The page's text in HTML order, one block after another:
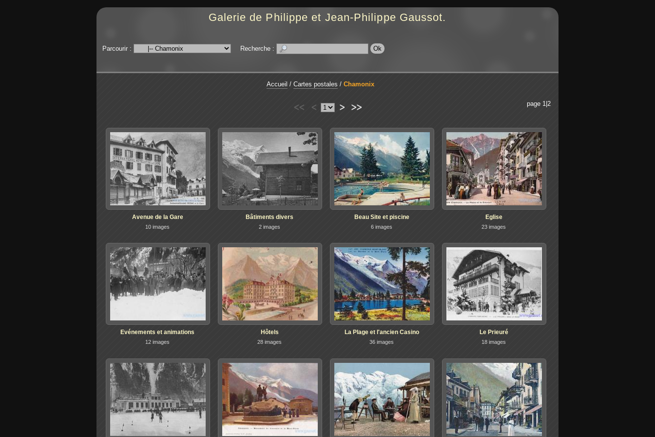
Galerie de Philippe et Jean-Philippe Gaussot.
Parcourir : Recherche :
Accueil / Cartes postales / Chamonix
page 1|2
<< < > >>
Avenue de la Gare
10 images
Bâtiments divers
2 images
Beau Site et piscine
6 images
Eglise
23 images
Evénements et animations
12 images
Hôtels
28 images
La Plage et l'ancien Casino
36 images
Le Prieuré
18 images